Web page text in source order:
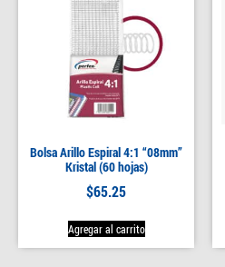
Bolsa Arillo Espiral 4:1 “08mm”
Kristal (60 hojas)
$65.25
Agregar al carrito